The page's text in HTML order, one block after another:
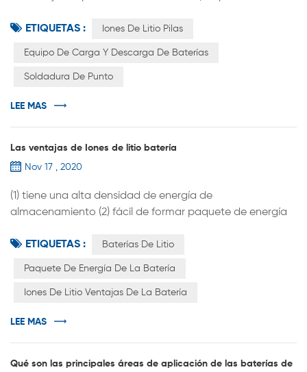
después de mezclar las materias primas uniformemente
a alta velocidad, se obtiene un se hace material positivo
preparada uniformemente sobre la superficie de la hoja
ETIQUETAS : Iones De Litio Pilas
Equipo De Carga Y Descarga De Baterías
Soldadura De Punto
LEE MAS
Las ventajas de Iones de litio batería
Nov 17 , 2020
(1) tiene una alta densidad de energía de
almacenamiento (2) fácil de formar paquete de energía
plomo-ácido pilas (4) La batería de litio tiene una vida útil
relativamente larga. (5) Con tolerancia de alta potencia
baterías de litio son altamente adaptables a altas y
ETIQUETAS : Baterías De Litio
Paquete De Energía De La Batería
Iones De Litio Ventajas De La Batería
LEE MAS
Qué son las principales áreas de aplicación de las baterías de